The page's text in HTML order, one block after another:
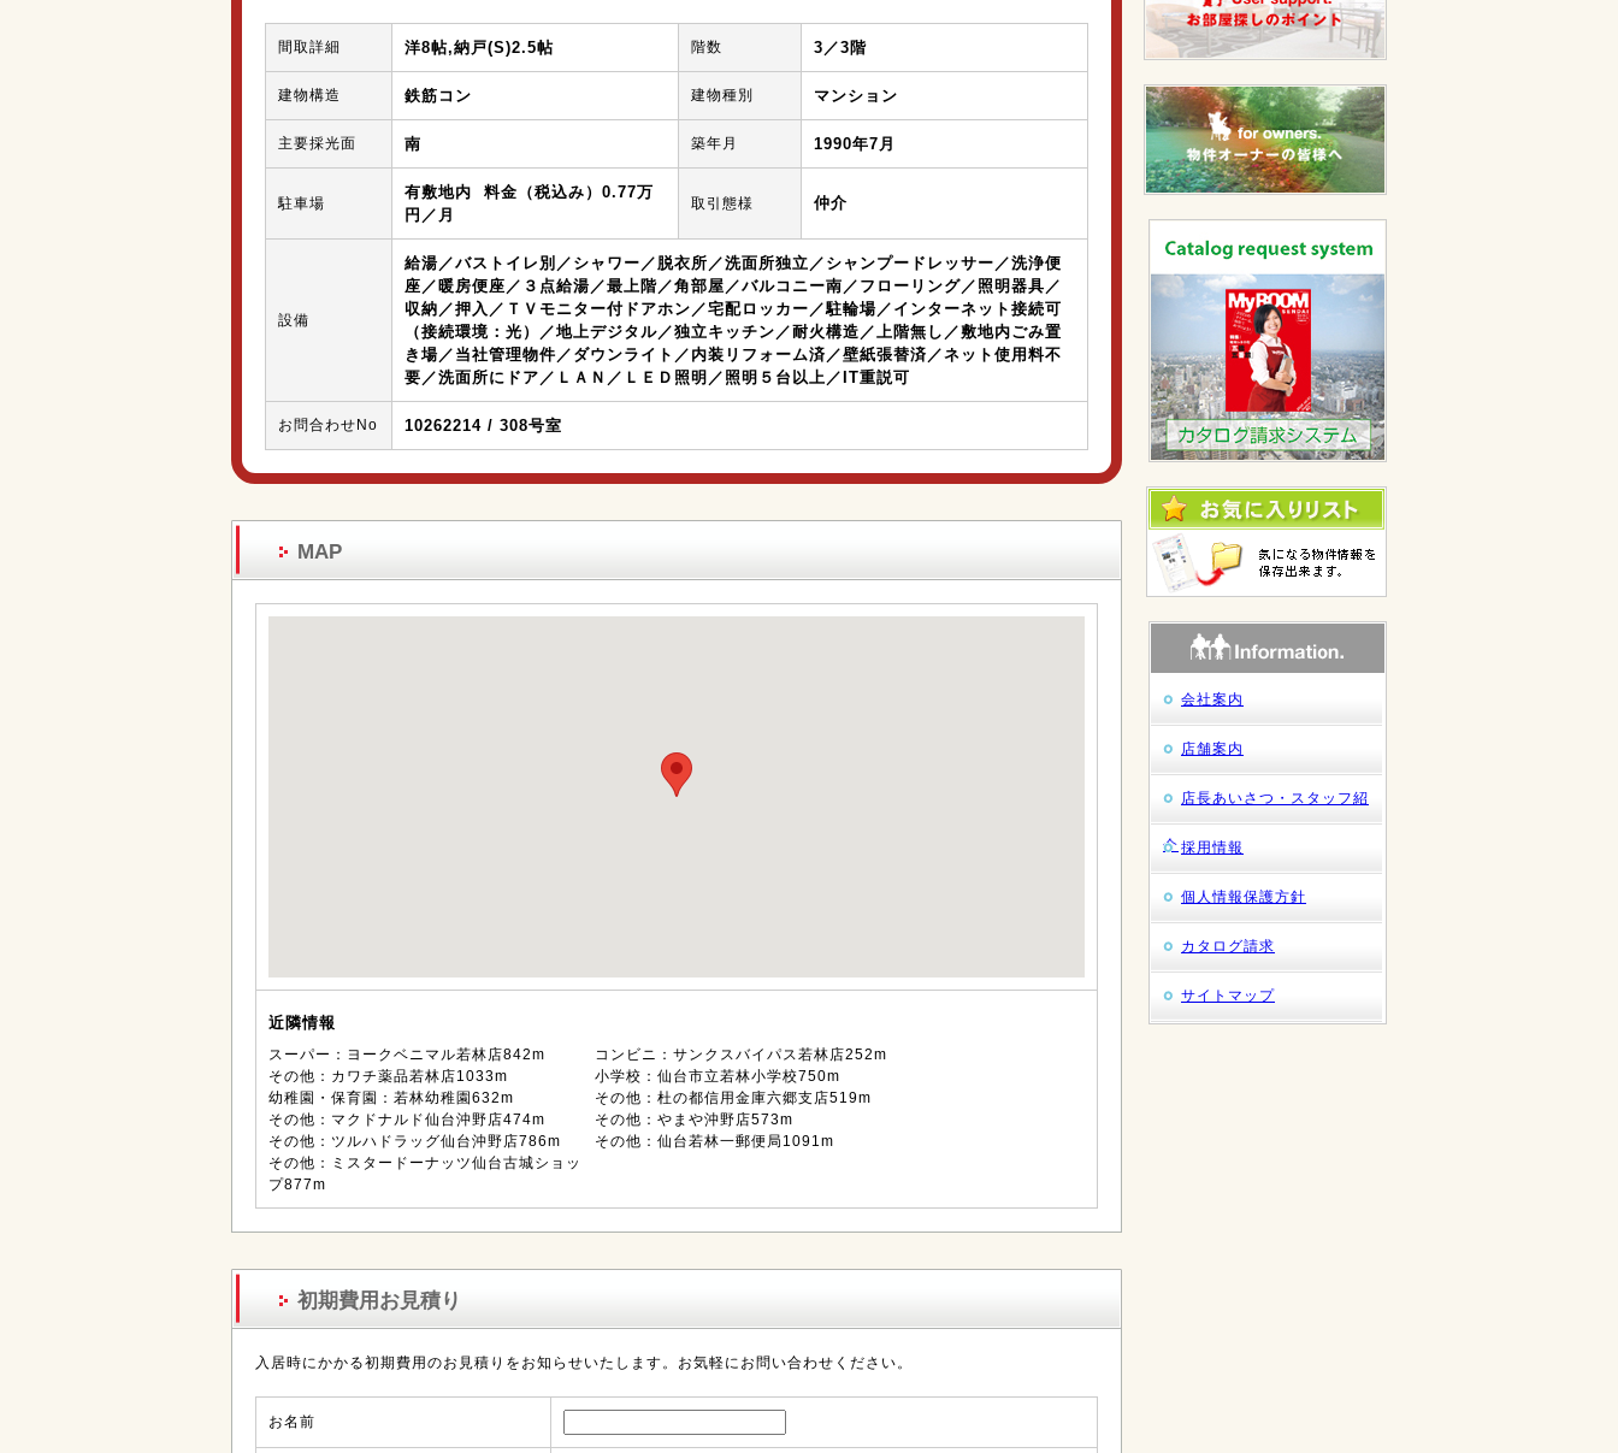
間取詳細 洋8帖,納戸(S)2.5帖 階数 3／3階
建物構造 鉄筋コン 建物種別 マンション
主要採光面 南 築年月 1990年7月
駐車場
有敷地内 料金（税込み）0.77万
円／月
取引態様 仲介
設備
給湯／バストイレ別／シャワー／脱衣所／洗面所独立／シャンプードレッサー／洗浄便
座／暖房便座／３点給湯／最上階／角部屋／バルコニー南／フローリング／照明器具／
収納／押入／ＴＶモニター付ドアホン／宅配ロッカー／駐輪場／インターネット接続可
（接続環境：光）／地上デジタル／独立キッチン／耐火構造／上階無し／敷地内ごみ置
き場／当社管理物件／ダウンライト／内装リフォーム済／壁紙張替済／ネット使用料不
要／洗面所にドア／ＬＡＮ／ＬＥＤ照明／照明５台以上／IT重説可
お問合わせNo 10262214 / 308号室
MAP
近隣情報
スーパー：ヨークベニマル若林店842m
コンビニ：サンクスバイパス若林店252m
その他：カワチ薬品若林店1033m
小学校：仙台市立若林小学校750m
幼稚園・保育園：若林幼稚園632m
その他：杜の都信用金庫六郷支店519m
その他：マクドナルド仙台沖野店474m
その他：やまや沖野店573m
その他：ツルハドラッグ仙台沖野店786m
その他：仙台若林一郵便局1091m
その他：ミスタードーナッツ仙台古城ショッ
プ877m
初期費用お見積り
入居時にかかる初期費用のお見積りをお知らせいたします。お気軽にお問い合わせください。
お名前
会社案内
店舗案内
店長あいさつ・スタッフ紹
介 採用情報
個人情報保護方針
カタログ請求
サイトマップ